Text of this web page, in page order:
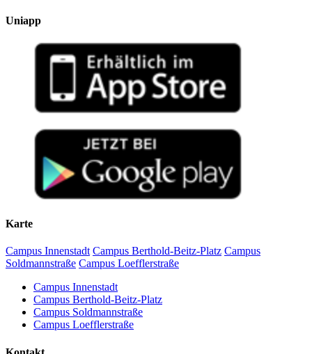
Uniapp
Karte
Campus Innenstadt Campus Berthold-Beitz-Platz Campus
Soldmannstraße Campus Loefflerstraße
Campus Innenstadt
Campus Berthold-Beitz-Platz
Campus Soldmannstraße
Campus Loefflerstraße